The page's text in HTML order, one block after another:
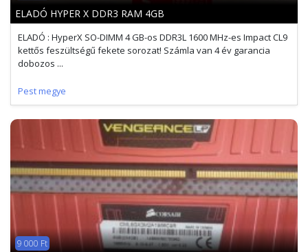
ELADÓ HYPER X DDR3 RAM 4GB
ELADÓ : HyperX SO-DIMM 4 GB-os DDR3L 1600 MHz-es Impact CL9
kettős feszültségű fekete sorozat! Számla van 4 év garancia
dobozos ...
Pest megye
9 000 Ft